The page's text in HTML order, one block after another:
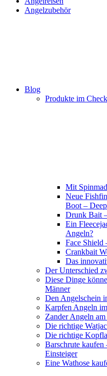
Angelzubehör
Blog
Produkte im Check
Mit
Neue
Boot –
Drunk Bait
Ein
Angeln?
Face Shield
Crankbait
Das
Der Unterschied
Diese Dinge
Männer
Den Angelschein
Karpfen Angeln
Zander Angeln am
Die richtige
Die richtige
Barschrute
Einsteiger
Eine Wathose